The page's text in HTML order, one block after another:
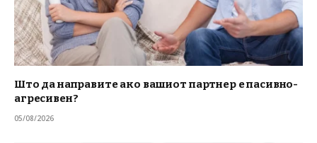
Што да направите ако вашиот партнер е пасивно-
агресивен?
05/08/2026